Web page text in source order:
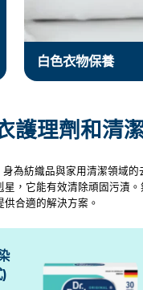
白色衣物保養
護理劑和清
為紡織品與家用清潔領域
，它能有效清除頑固污漬
供合適的解決方案。
)